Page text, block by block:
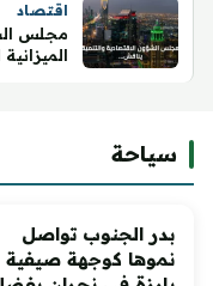
اقتصاد
مجلس
سياحة
بدر الجنوب تواصل
نموها كوجهة صيفية